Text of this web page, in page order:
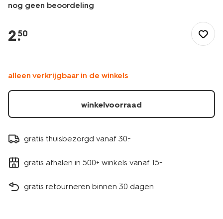
nog geen beoordeling
kantoor/etuis/etui-
met-
rits-
14440071.html
2.
50
alleen verkrijgbaar in de winkels
winkelvoorraad
gratis thuisbezorgd vanaf 30.-
gratis afhalen in 500+ winkels vanaf 15.-
gratis retourneren binnen 30 dagen